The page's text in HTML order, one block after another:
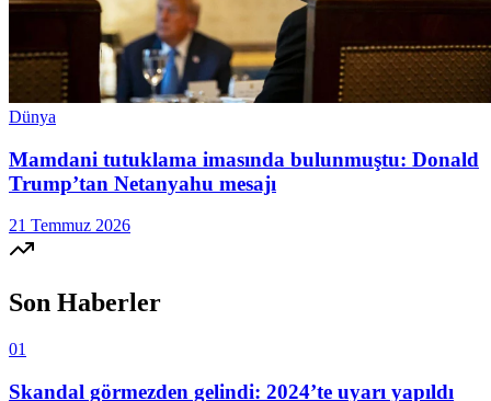
Dünya
Mamdani tutuklama imasında bulunmuştu: Donald
Trump’tan Netanyahu mesajı
21 Temmuz 2026
Son Haberler
01
Skandal görmezden gelindi: 2024’te uyarı yapıldı